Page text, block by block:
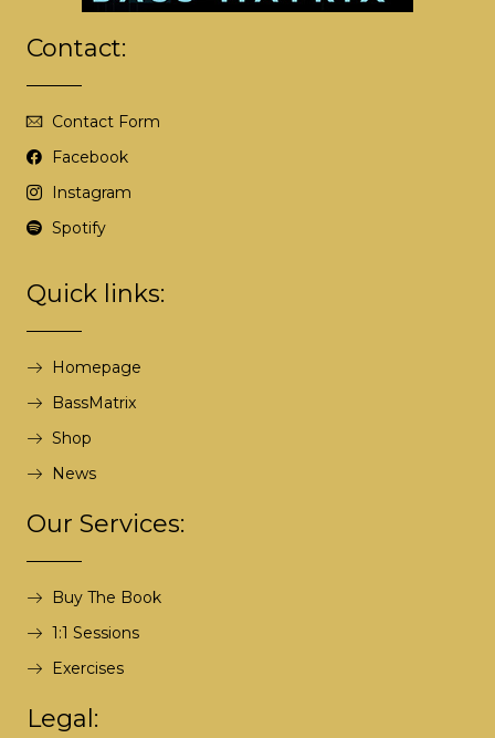
i
e
:
Contact:
Contact Form
Facebook
Instagram
Spotify
Quick links:
Homepage
BassMatrix
Shop
News
Our Services:
Buy The Book
1:1 Sessions
Exercises
Legal: